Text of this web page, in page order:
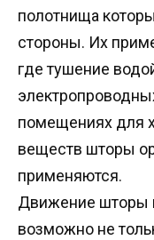
полотнища
стороны. Их
где тушение
помещениях для
веществ шторы
применяются.
Движение шторы
возможно не